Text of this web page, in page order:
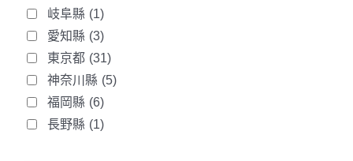
第3条（管理用URLの管理）
ユーザーは，自己の責任において，本サ
ービスの管理用URLを適切に管理するも
のとします。
岐阜縣 (1)
愛知縣 (3)
東京都 (31)
神奈川縣 (5)
福岡縣 (6)
長野縣 (1)